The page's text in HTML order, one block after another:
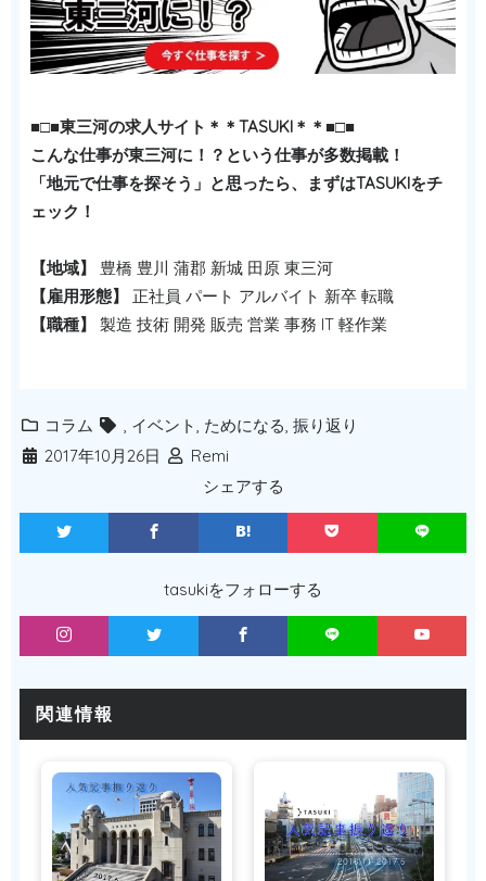
■□■東三河の求人サイト＊＊TASUKI＊＊■□■
こんな仕事が東三河に！？という仕事が多数掲載！
「地元で仕事を探そう」と思ったら、まずはTASUKIをチ
ェック！
【地域】 豊橋 豊川 蒲郡 新城 田原 東三河
【雇用形態】 正社員 パート アルバイト 新卒 転職
【職種】 製造 技術 開発 販売 営業 事務 IT 軽作業
コラム , イベント, ためになる, 振り返り
2017年10月26日
Remi
シェアする
tasukiをフォローする
関連情報